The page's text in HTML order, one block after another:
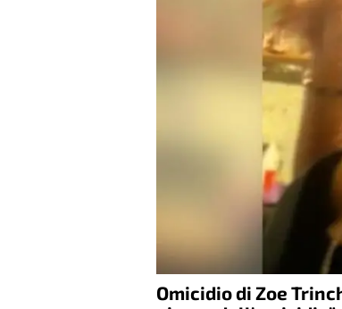
Omicidio di Zoe